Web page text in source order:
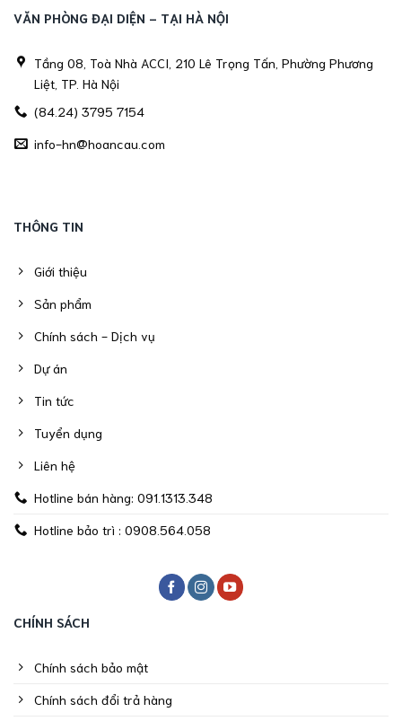
VĂN PHÒNG ĐẠI DIỆN - TẠI HÀ NỘI
Tầng 08, Toà Nhà ACCI, 210 Lê Trọng Tấn, Phường Phương
Liệt, TP. Hà Nội
(84.24) 3795 7154
info-hn@hoancau.com
THÔNG TIN
Giới thiệu
Sản phẩm
Chính sách - Dịch vụ
Dự án
Tin tức
Tuyển dụng
Liên hệ
Hotline bán hàng: 091.1313.348
Hotline bảo trì : 0908.564.058
CHÍNH SÁCH
Chính sách bảo mật
Chính sách đổi trả hàng